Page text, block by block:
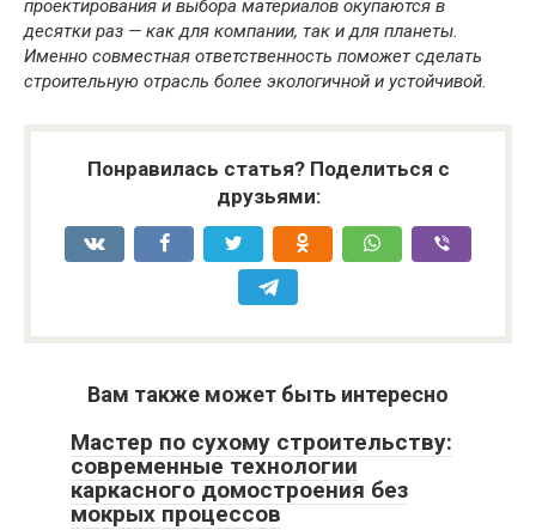
проектирования и выбора материалов окупаются в
десятки раз — как для компании, так и для планеты.
Именно совместная ответственность поможет сделать
строительную отрасль более экологичной и устойчивой.
Понравилась статья? Поделиться с
друзьями:
Вам также может быть интересно
Мастер по сухому строительству:
современные технологии
каркасного домостроения без
мокрых процессов